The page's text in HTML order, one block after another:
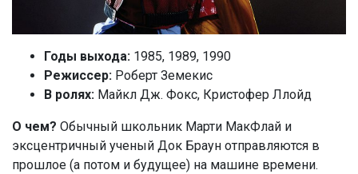
Годы выхода: 1985, 1989, 1990
Режиссер: Роберт Земекис
В ролях: Майкл Дж. Фокс, Кристофер Ллойд
О чем? Обычный школьник Марти МакФлай и
эксцентричный ученый Док Браун отправляются в
прошлое (а потом и будущее) на машине времени.